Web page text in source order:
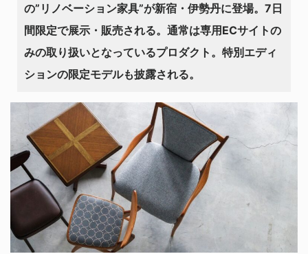
の”リノベーション家具”が新宿・伊勢丹に登場。7日
間限定で展示・販売される。通常は専用ECサイトの
みの取り扱いとなっているプロダクト。特別エディ
ションの限定モデルも披露される。